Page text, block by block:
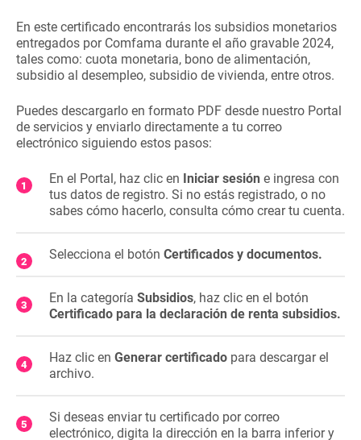
En este certificado encontrarás los subsidios monetarios
entregados por Comfama durante el año gravable 2024,
tales como: cuota monetaria, bono de alimentación,
subsidio al desempleo, subsidio de vivienda, entre otros.
Puedes descargarlo en formato PDF desde nuestro Portal
de servicios y enviarlo directamente a tu correo
electrónico siguiendo estos pasos:
En el Portal, haz clic en Iniciar sesión e ingresa con
tus datos de registro. Si no estás registrado, o no
sabes cómo hacerlo, consulta cómo crear tu cuenta.
Selecciona el botón Certificados y documentos.
En la categoría Subsidios, haz clic en el botón
Certificado para la declaración de renta subsidios.
Haz clic en Generar certificado para descargar el
archivo.
Si deseas enviar tu certificado por correo
electrónico, digita la dirección en la barra inferior y